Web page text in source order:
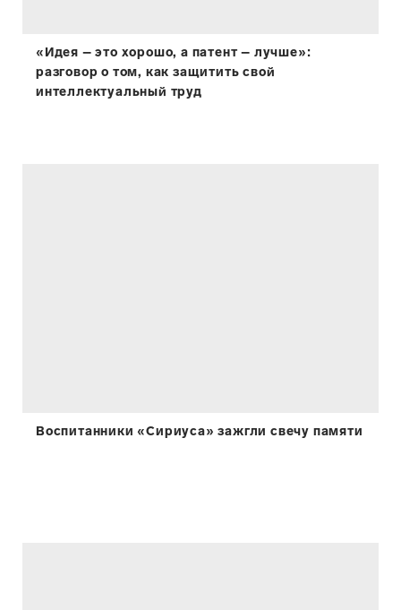
«Идея – это хорошо, а патент – лучше»:
разговор о том, как защитить свой
интеллектуальный труд
Воспитанники «Сириуса» зажгли свечу памяти